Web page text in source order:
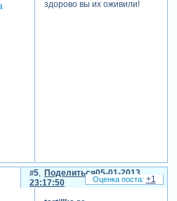
здорово вы их оживили!
Поделиться
5
05-01-2013
23:17:50
+1